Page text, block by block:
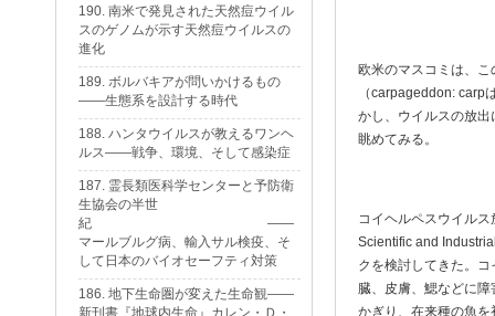
欧米のマスコミは、
（carpageddon: carp
かし、ウイルスの放
眺めてみる。
コイヘルペスウイル
Scientific and
クを検討してきた。
臓、皮膚、鰓などに
かぎり、在来種の魚
190. 南米で発見された天然痘ウイル
スのゲノムが示す天然痘ウイルスの
進化
189. ボルバキアが問いかけるもの
——生態系を設計する時代
188. ハンタウイルスが教えるワンヘ
ルス——戦争、環境、そして感染症
187. 霊長類医科学センターと予防衛
生協会の半世
紀 ——
マールブルグ病、輸入サル検疫、そ
して日本のバイオセーフティ対策
186. 地下生命圏が変えた生命観——
新刊書『地球内生命』カレン・Ｄ・